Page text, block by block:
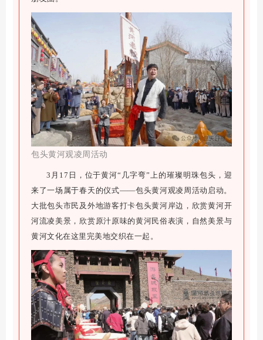
包头黄河观凌周活动
3月17日，位于黄河“几字弯”上的璀璨明珠包头，迎
来了一场属于春天的仪式——包头黄河观凌周活动启动。
大批包头市民及外地游客打卡包头黄河岸边，欣赏黄河开
河流凌美景，欣赏原汁原味的黄河民俗表演，自然美景与
黄河文化在这里完美地交织在一起。